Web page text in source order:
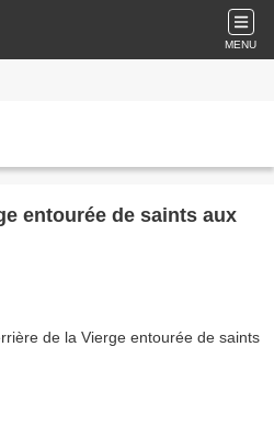
MENU
entourée de saints aux